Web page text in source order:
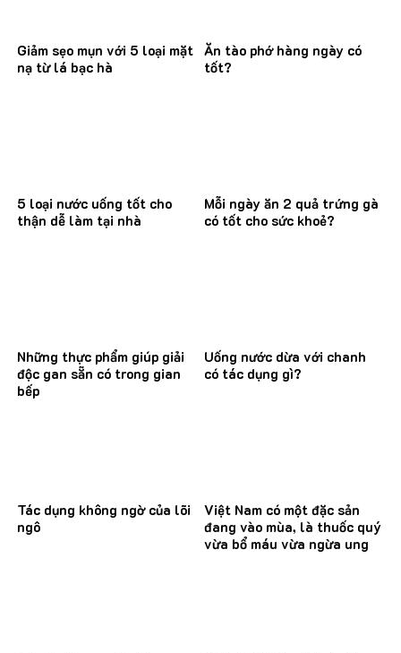
Giảm sẹo mụn với 5 loại mặt
nạ từ lá bạc hà
Ăn tào phớ hàng ngày có
tốt?
5 loại nước uống tốt cho
thận dễ làm tại nhà
Mỗi ngày ăn 2 quả trứng gà
có tốt cho sức khoẻ?
Những thực phẩm giúp giải
độc gan sẵn có trong gian
bếp
Uống nước dừa với chanh
có tác dụng gì?
Tác dụng không ngờ của lõi
ngô
Việt Nam có một đặc sản
đang vào mùa, là thuốc quý
vừa bổ máu vừa ngừa ung